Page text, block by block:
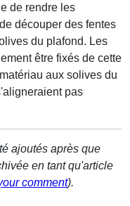
de rendre les
découper des fentes
du plafond. Les
être fixés de cette
aux solives du
pas
ajoutés après que
en tant qu'article
comment).